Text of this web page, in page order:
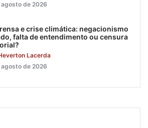
de 2026
e crise climática: negacionismo
falta de entendimento ou censura
Lacerda
de 2026